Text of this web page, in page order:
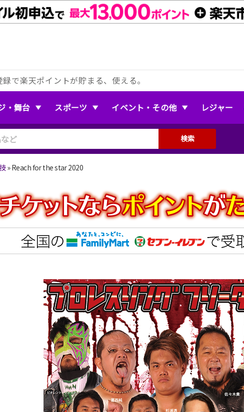
録で楽天ポイントが貯まる、使える。
・舞台 スポーツ イベント・その他 レジャー
検索
»Reach for the star 2020